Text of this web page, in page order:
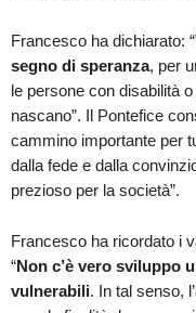
Francesco ha dichiarato:
segno di speranza, per
le persone con disabilità
nascano”. Il Pontefice
cammino importante per
dalla fede e dalla
prezioso per la società”.
Francesco ha ricordato i
“Non c’è vero sviluppo
vulnerabili. In tal senso,